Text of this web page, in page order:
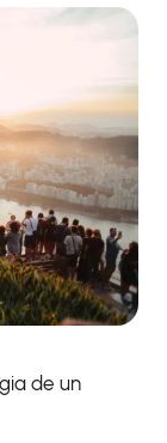
de un